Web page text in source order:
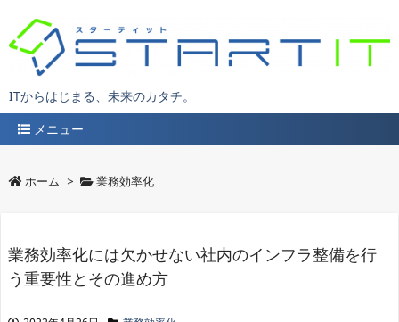
ITからはじまる、未来のカタチ。
メニュー
ホーム > 業務効率化
業務効率化には欠かせない社内のインフラ整備を行
う重要性とその進め方